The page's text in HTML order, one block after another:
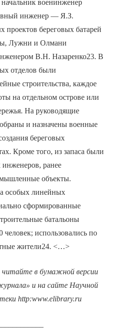
военинженер
инженер — Я.З.
береговых батарей
Лужни и Олмани
В.Н. Назаренко23. В
отделов были
строительства, каждое
на отдельном острове или
На руководящие
и назначены военные
береговых
Кроме того, из запаса были
ранее
объекты.
особых линейных
сформированные
батальоны
использовались по
жители24. <…>
в бумажной версии
и на сайте Научной
http:www.elibrary.ru